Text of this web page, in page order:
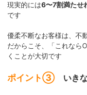
現実的には6〜7割満たせ
です
優柔不断なお客様は、不
だからこそ、「これなら
くことが大切です
ポイント③ いき